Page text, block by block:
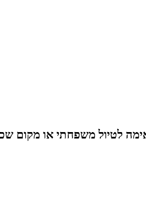
לטיול משפחתי או מקום